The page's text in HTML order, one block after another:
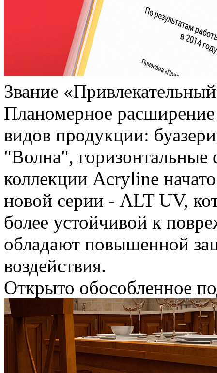
Звание
Планомерное
видов продукции:
"Волна",
коллекции Acryline
новой серии - ALT UV,
более устойчивой к
обладают повышенной
воздействия.
Открыто обособленное